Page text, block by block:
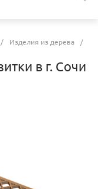
/ Изделия из дерева /
в г. Сочи